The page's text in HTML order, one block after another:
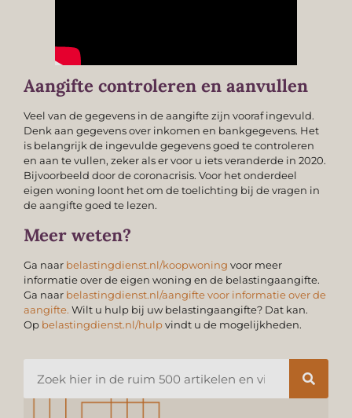
Aangifte controleren en aanvullen
Veel van de gegevens in de aangifte zijn vooraf ingevuld.
Denk aan gegevens over inkomen en bankgegevens. Het
is belangrijk de ingevulde gegevens goed te controleren
en aan te vullen, zeker als er voor u iets veranderde in 2020.
Bijvoorbeeld door de coronacrisis. Voor het onderdeel
eigen woning loont het om de toelichting bij de vragen in
de aangifte goed te lezen.
Meer weten?
Ga naar belastingdienst.nl/koopwoning voor meer
informatie over de eigen woning en de belastingaangifte.
Ga naar belastingdienst.nl/aangifte voor informatie over de
aangifte. Wilt u hulp bij uw belastingaangifte? Dat kan.
Op belastingdienst.nl/hulpvindt u de mogelijkheden.